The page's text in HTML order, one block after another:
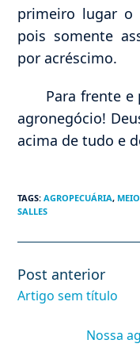
primeiro lugar o
pois somente
por acréscimo.
Para frente e
agronegócio!
acima de tudo e
TAGS:AGROPECUÁRIA,
SALLES
Leia
mais
artigos
Post anterior
Artigo sem título
Nossa